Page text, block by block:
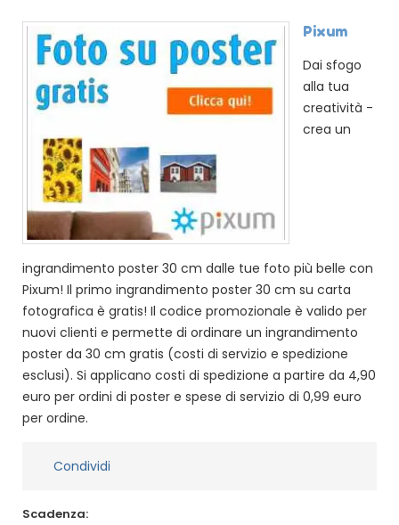
Pixum
Dai sfogo
alla tua
creatività -
crea un
ingrandimento poster 30 cm dalle tue foto più belle con
Pixum! Il primo ingrandimento poster 30 cm su carta
fotografica è gratis! Il codice promozionale è valido per
nuovi clienti e permette di ordinare un ingrandimento
poster da 30 cm gratis (costi di servizio e spedizione
esclusi). Si applicano costi di spedizione a partire da 4,90
euro per ordini di poster e spese di servizio di 0,99 euro
per ordine.
Condividi
Scadenza: